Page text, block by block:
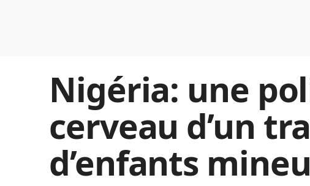
Nigéria: une
cerveau d’un
d’enfants